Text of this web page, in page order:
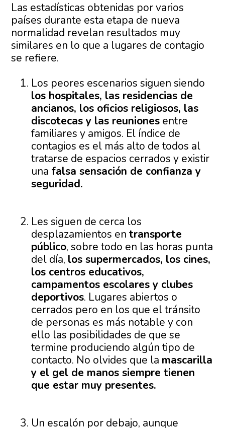
Las estadísticas obtenidas por varios
países durante esta etapa de nueva
normalidad revelan resultados muy
similares en lo que a lugares de contagio
se refiere.
Los peores escenarios siguen siendo
los hospitales, las residencias de
ancianos, los oficios religiosos, las
discotecas y las reuniones entre
familiares y amigos. El índice de
contagios es el más alto de todos al
tratarse de espacios cerrados y existir
una falsa sensación de confianza y
seguridad.
Les siguen de cerca los
desplazamientos entransporte
público, sobre todo en las horas punta
del día, los supermercados, los cines,
los centros educativos,
campamentos escolares y clubes
deportivos. Lugares abiertos o
cerrados pero en los que el tránsito
de personas es más notable y con
ello las posibilidades de que se
termine produciendo algún tipo de
contacto. No olvides que la mascarilla
y el gel de manos siempre tienen
que estar muy presentes.
Un escalón por debajo, aunque